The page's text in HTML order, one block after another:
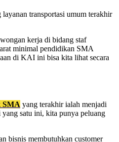
transportasi umum terakhir
kerja di bidang staf
minimal pendidikan SMA
di KAI ini bisa kita lihat secara
SMA yang terakhir ialah menjadi
satu ini, kita punya peluang
bisnis membutuhkan customer